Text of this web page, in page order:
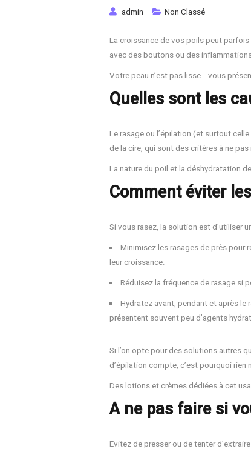
admin Non Classé
La croissance de vos poils peut
avec des boutons ou des
Votre peau n’est pas lisse… vous
Quelles sont les
Le rasage ou l’épilation (et surtout
de la cire, qui sont des critères à ne
La nature du poil et la déshydratation
Comment éviter
Si vous rasez, la solution est d’utiliser
Minimisez les rasages de près pour
leur croissance.
Réduisez la fréquence de rasage si
Hydratez avant, pendant et après le
présentent souvent peu d’agents
Si l’on opte pour des solutions autres
d’épilation compte, c’est pourquoi
Des lotions et crèmes dédiées à cet
A ne pas faire si
Evitez de presser ou de tenter